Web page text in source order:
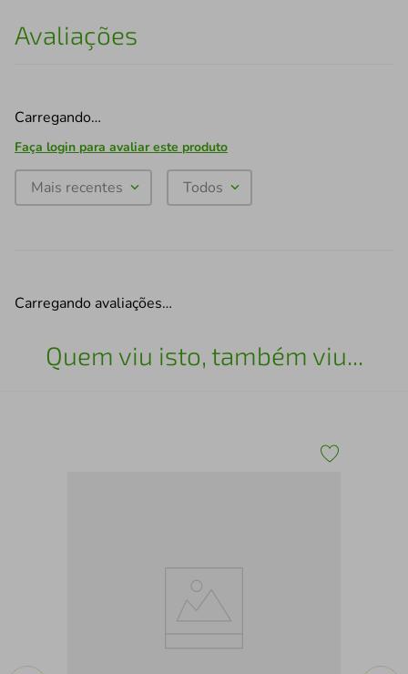
Avaliações
Carregando…
Faça login para avaliar este produto
Mais recentes Todos
Carregando avaliações…
Quem viu isto, também viu...